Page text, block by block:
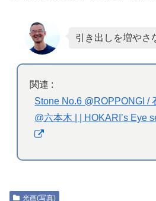
引き出しを増やさ
関連 :
Stone No.6 @ROPPONGI /
@六本木 | | HOKARI’s Eye
光画(写真)